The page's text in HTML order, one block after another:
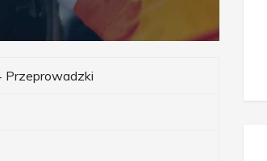
Przeprowadzki